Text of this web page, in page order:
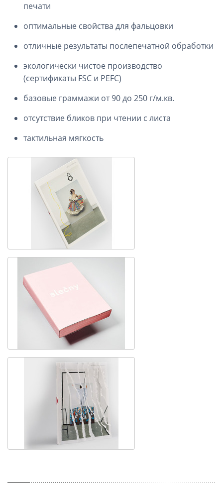
печати
оптимальные свойства для фальцовки
отличные результаты послепечатной обработки
экологически чистое производство
(сертификаты FSC и PEFC)
базовые граммажи от 90 до 250 г/м.кв.
отсутствие бликов при чтении с листа
тактильная мягкость